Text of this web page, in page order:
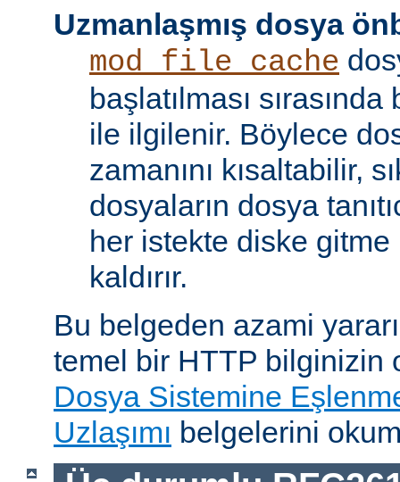
Uzmanlaşmış dosya
mod_file_cache
başlatılması
ile ilgilenir. Böylece
zamanını kısaltabilir,
dosyaların dosya
her istekte diske gitme
kaldırır.
Bu belgeden azami
temel bir HTTP bilginizin
Dosya Sistemine
Uzlaşımı belgelerini